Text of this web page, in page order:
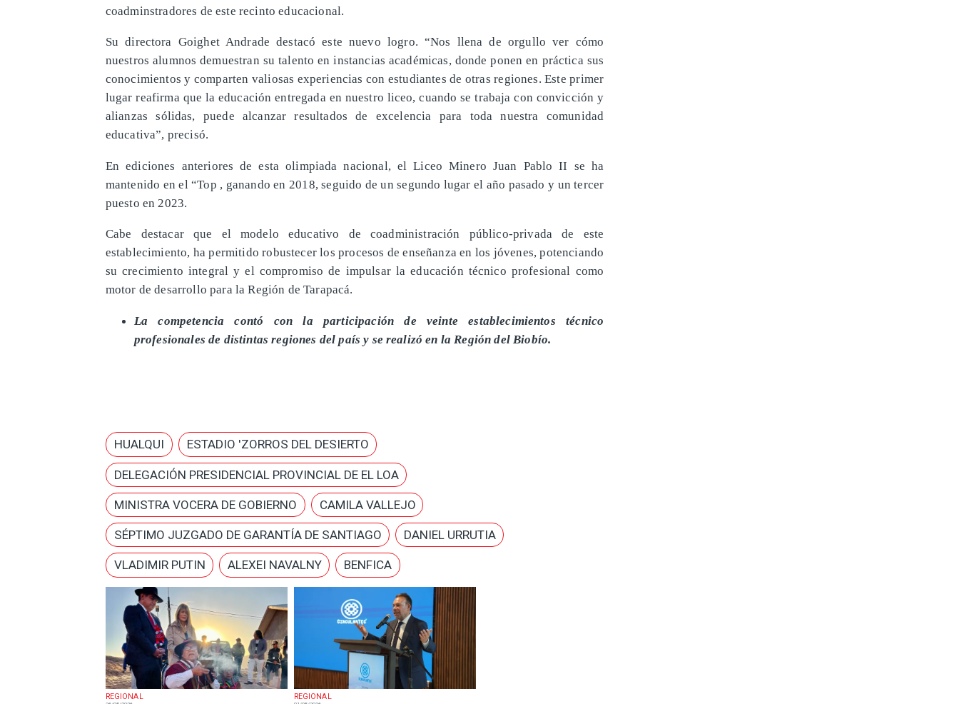
REGIONAL REGIONAL
coadminstradores de este recinto educacional.
Su directora Goighet Andrade destacó este nuevo logro. “Nos llena de orgullo ver cómo
nuestros alumnos demuestran su talento en instancias académicas, donde ponen en práctica sus
conocimientos y comparten valiosas experiencias con estudiantes de otras regiones. Este primer
lugar reafirma que la educación entregada en nuestro liceo, cuando se trabaja con convicción y
alianzas sólidas, puede alcanzar resultados de excelencia para toda nuestra comunidad
educativa”, precisó.
En ediciones anteriores de esta olimpiada nacional, el Liceo Minero Juan Pablo II se ha
mantenido en el “Top , ganando en 2018, seguido de un segundo lugar el año pasado y un tercer
puesto en 2023.
Cabe destacar que el modelo educativo de coadministración público-privada de este
establecimiento, ha permitido robustecer los procesos de enseñanza en los jóvenes, potenciando
su crecimiento integral y el compromiso de impulsar la educación técnico profesional como
motor de desarrollo para la Región de Tarapacá.
La competencia contó con la participación de veinte establecimientos técnico
profesionales de distintas regiones del país y se realizó en la Región del Biobío.
HUALQUI ESTADIO 'ZORROS DEL DESIERTO
DELEGACIÓN PRESIDENCIAL PROVINCIAL DE EL LOA
MINISTRA VOCERA DE GOBIERNO CAMILA VALLEJO
SÉPTIMO JUZGADO DE GARANTÍA DE SANTIAGO DANIEL URRUTIA
VLADIMIR PUTIN ALEXEI NAVALNY BENFICA